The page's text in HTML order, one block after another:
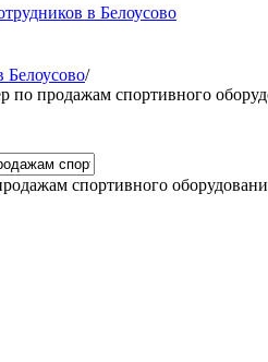
в Белоусово
Белоусово/
по продажам спортивного
спортивного